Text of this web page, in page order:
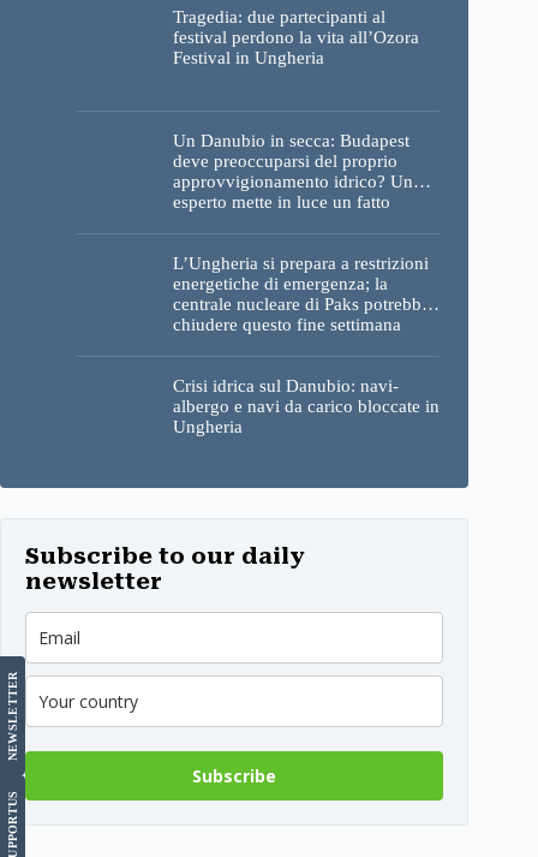
Tragedia: due partecipanti al
festival perdono la vita all’Ozora
Festival in Ungheria
Un Danubio in secca: Budapest
deve preoccuparsi del proprio
approvvigionamento idrico? Un
esperto mette in luce un fatto
L’Ungheria si prepara a restrizioni
energetiche di emergenza; la
centrale nucleare di Paks potrebbe
chiudere questo fine settimana
Crisi idrica sul Danubio: navi-
albergo e navi da carico bloccate in
Ungheria
Subscribe to our daily
newsletter
Subscribe
SUPPORT
US
NEWS
LETTER